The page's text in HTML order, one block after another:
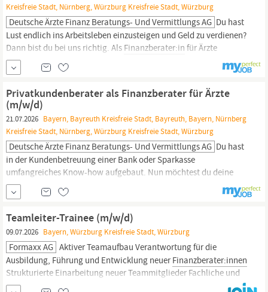
Kreisfreie Stadt, Nürnberg, Würzburg Kreisfreie Stadt, Würzburg
Deutsche Ärzte Finanz Beratungs- Und Vermittlungs AG Du hast
Lust endlich ins Arbeitsleben einzusteigen und Geld zu verdienen?
Dann bist du bei uns richtig. Als Finanzberater:in für Ärzte
(m/w/d) lernst du im Training on the job Mediziner:innen
bedarfsgerecht zu beraten und passgenaue Lösungen zu Finanz-
und Versicherungsfragen zu finden. Die Deutsche Ärzte Finanz
gehört zur weltweit erfolgreichen AXA...
Privatkundenberater als Finanzberater für Ärzte
(m/w/d)
21.07.2026 Bayern, Bayreuth Kreisfreie Stadt, Bayreuth, Bayern, Nürnberg
Kreisfreie Stadt, Nürnberg, Würzburg Kreisfreie Stadt, Würzburg
Deutsche Ärzte Finanz Beratungs- Und Vermittlungs AG Du hast
in der Kundenbetreuung einer Bank oder Sparkasse
umfangreiches Know-how aufgebaut. Nun möchtest du deine
eigenen Karriereziele verfolgen, statt vorgegebene Absatzziele zu
erfüllen? Dann bist du bei uns richtig. Die Deutsche Ärzte Finanz
gehört zur weltweit erfolgreichen AXA Gruppe und zur apoBank.
Sie ist Deutschlands größter Finanzdienstleister für Ärzt:innen,...
Teamleiter-Trainee (m/w/d)
09.07.2026 Bayern, Würzburg Kreisfreie Stadt, Würzburg
Formaxx AG Aktiver Teamaufbau Verantwortung für die
Ausbildung, Führung und Entwicklung neuerFinanzberater:innen
Strukturierte Einarbeitung neuer Teammitglieder Fachliche und
vertriebliche Begleitung in der Startphase Vermittlung der